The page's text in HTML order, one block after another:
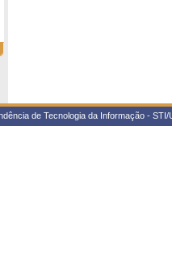
de Tecnologia da Informação -